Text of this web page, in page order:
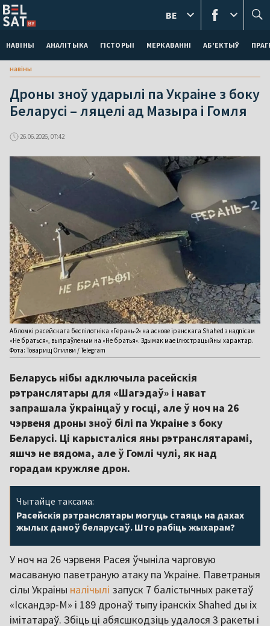
НАВІНЫ АНАЛІТЫКА ГІСТОРЫІ МЕРКАВАННI АБ'ЕКТЫЎ
BE
навіны
Дроны зноў ударылі па Украіне з боку
Беларусі – ляцелі ад Мазыра і Гомля
26.06.2026, 07:42
Абломкі расейскага беспілотніка «Герань-2» на аснове іранскага Shahed з надпісам
«Не браться», выпраўленым на «Не братья». Здымак мае ілюстрацыйны характар.
Фота: Товарищ Огилви / Telegram
Беларусь нібы адключыла расейскія
рэтранслятары для «Шагэдаў» і нават
запрашала ўкраінцаў у госці, але ў ноч на 26
чэрвеня дроны зноў білі па Украіне з боку
Беларусі. Ці карысталіся яны рэтранслятарамі,
яшчэ не вядома, але ў Гомлі чулі, як над
горадам кружляе дрон.
Чытайце таксама:
Расейскія рэтранслятары могуць стаяць на дахах
жылых дамоў беларусаў. Што рабіць жыхарам?
У ноч на 26 чэрвеня Расея ўчыніла чарговую
масаваную паветраную атаку па Украіне. Паветраныя
сілы Украіны налічылі запуск 7 балістычных ракетаў
«Іскандэр-М» і 189 дронаў тыпу іранскіх Shahed ды іх
імітатараў. Збіць ці абясшкодзіць удалося 3 ракеты і